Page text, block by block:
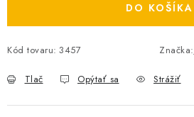
ČINNOSTI
REFERENCIE
DO KOŠÍKA
Kód tovaru: 3457 Značka:
Tlač Opýtať sa Strážiť